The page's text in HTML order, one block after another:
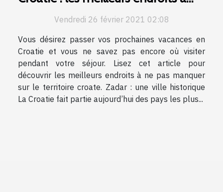
Vendredi 26 février 2021 02:08
Vous désirez passer vos prochaines vacances en
Croatie et vous ne savez pas encore où visiter
pendant votre séjour. Lisez cet article pour
découvrir les meilleurs endroits à ne pas manquer
sur le territoire croate. Zadar : une ville historique
La Croatie fait partie aujourd’hui des pays les plus...